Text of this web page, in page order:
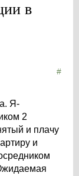
в
#
Я-
2
и плачу
и